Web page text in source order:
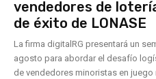
vendedores de
de éxito de LONASE
La firma digitalRG presentará un
agosto para abordar el desafío
de vendedores minoristas en